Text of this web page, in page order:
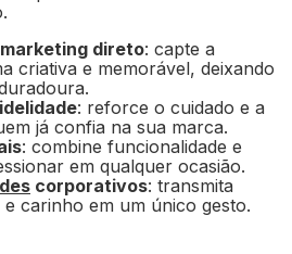
direto: capte a
criativa e memorável, deixando
: reforce o cuidado e a
já confia na sua marca.
: combine funcionalidade e
em qualquer ocasião.
corporativos: transmita
carinho em um único gesto.